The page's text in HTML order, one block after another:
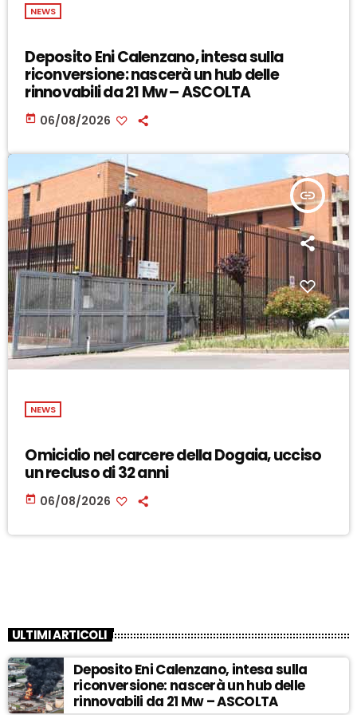
NEWS
Deposito Eni Calenzano, intesa sulla
riconversione: nascerà un hub delle
rinnovabili da 21 Mw – ASCOLTA
today 06/08/2026
insert_link
NEWS
Omicidio nel carcere della Dogaia, ucciso
un recluso di 32 anni
today 06/08/2026
ULTIMI ARTICOLI
Deposito Eni Calenzano, intesa sulla
riconversione: nascerà un hub delle
rinnovabili da 21 Mw – ASCOLTA